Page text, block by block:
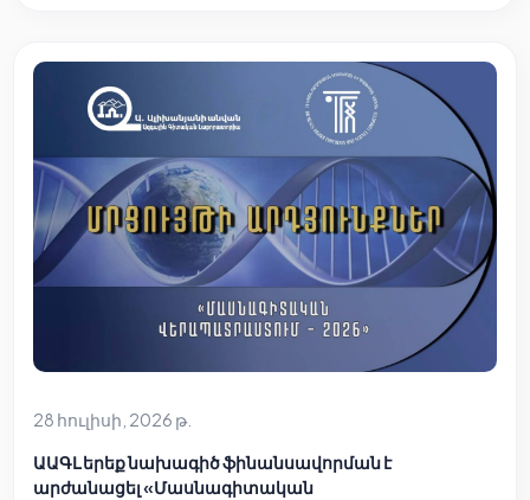
28 հուլիսի, 2026 թ.
ԱԱԳԼ երեք նախագիծ ֆինանսավորման է
արժանացել «Մասնագիտական